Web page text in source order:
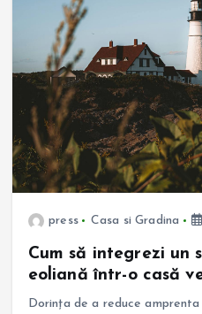
press Casa si Gradina
Cum să integrezi un
eoliană într-o casă
Dorința de a reduce